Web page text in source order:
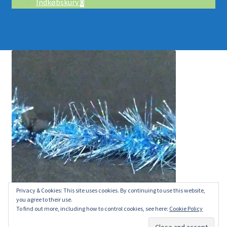
Indkøbskurv0
Privacy & Cookies: This site uses cookies. By continuing to use this website,
you agree to their use.
To find out more, including how to control cookies, see here: Cookie Policy